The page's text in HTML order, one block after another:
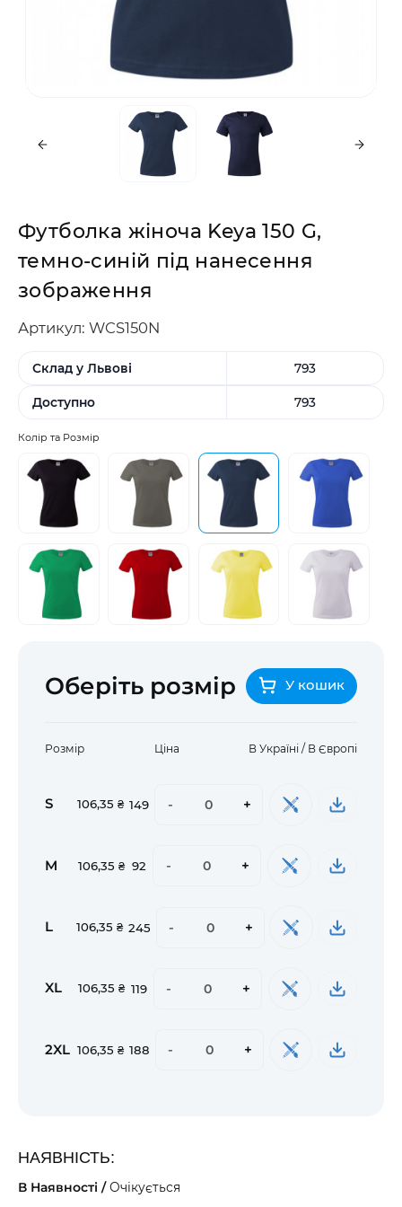
Футболка жіноча Keya 150 G,
темно-синій під нанесення
зображення
Артикул: WCS150N
Склад у Львові 793
Доступно 793
Колір та Розмір
Оберіть розмір У кошик
Розмір Ціна В Україні / В Європі
S 106,35 ₴ 149 - +
M 106,35 ₴ 92 - +
L 106,35 ₴ 245 - +
XL 106,35 ₴ 119 - +
2XL 106,35 ₴ 188 - +
НАЯВНІСТЬ:
В Наявності /Очікується